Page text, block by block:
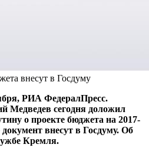
внесут в Госдуму
РИА ФедералПресс.
Медведев сегодня доложил
о проекте бюджета на 2017-
внесут в Госдуму. Об
Кремля.